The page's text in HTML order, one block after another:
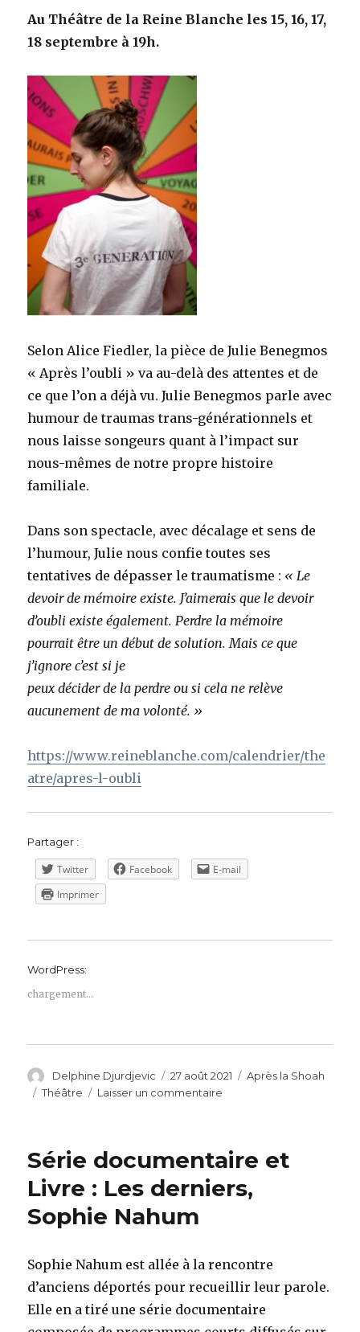
Au Théâtre de la Reine Blanche les 15, 16, 17,
18 septembre à 19h.
Selon Alice Fiedler, la pièce de Julie Benegmos
« Après l’oubli » va au-delà des attentes et de
ce que l’on a déjà vu. Julie Benegmos parle avec
humour de traumas trans-générationnels et
nous laisse songeurs quant à l’impact sur
nous-mêmes de notre propre histoire
familiale.
Dans son spectacle, avec décalage et sens de
l’humour, Julie nous confie toutes ses
tentatives de dépasser le traumatisme : « Le
devoir de mémoire existe. J’aimerais que le devoir
d’oubli existe également. Perdre la mémoire
pourrait être un début de solution. Mais ce que
j’ignore c’est si je
peux décider de la perdre ou si cela ne relève
aucunement de ma volonté. »
https://www.reineblanche.com/calendrier/the
atre/apres-l-oubli
Partager :
Twitter Facebook
E-mail
Imprimer
WordPress:
chargement…
Auteur
Delphine Djurdjevic
Publié
le
27 août 2021 Catégories
Après la Shoah
Étiquettes
Théâtre Laisser un commentaire
:
l’oubli
Série documentaire et
Livre : Les derniers,
Sophie Nahum
Sophie Nahum est allée à la rencontre
d’anciens déportés pour recueillir leur parole.
Elle en a tiré une série documentaire